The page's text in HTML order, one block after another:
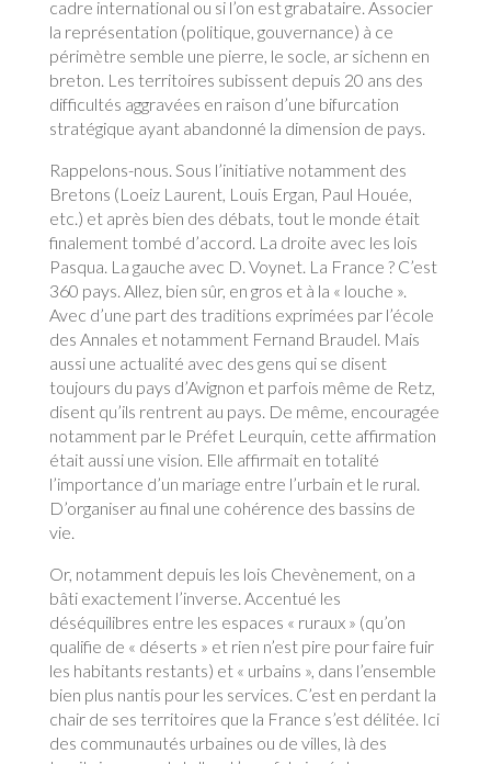
cadre international ou si l’on est grabataire. Associer
la représentation (politique, gouvernance) à ce
périmètre semble une pierre, le socle, ar sichenn en
breton. Les territoires subissent depuis 20 ans des
difficultés aggravées en raison d’une bifurcation
stratégique ayant abandonné la dimension de pays.
Rappelons-nous. Sous l’initiative notamment des
Bretons (Loeiz Laurent, Louis Ergan, Paul Houée,
etc.) et après bien des débats, tout le monde était
finalement tombé d’accord. La droite avec les lois
Pasqua. La gauche avec D. Voynet. La France ? C’est
360 pays. Allez, bien sûr, en gros et à la « louche ».
Avec d’une part des traditions exprimées par l’école
des Annales et notamment Fernand Braudel. Mais
aussi une actualité avec des gens qui se disent
toujours du pays d’Avignon et parfois même de Retz,
disent qu’ils rentrent au pays. De même, encouragée
notamment par le Préfet Leurquin, cette affirmation
était aussi une vision. Elle affirmait en totalité
l’importance d’un mariage entre l’urbain et le rural.
D’organiser au final une cohérence des bassins de
vie.
Or, notamment depuis les lois Chevènement, on a
bâti exactement l’inverse. Accentué les
déséquilibres entre les espaces « ruraux » (qu’on
qualifie de « déserts » et rien n’est pire pour faire fuir
les habitants restants) et « urbains », dans l’ensemble
bien plus nantis pour les services. C’est en perdant la
chair de ses territoires que la France s’est délitée. Ici
des communautés urbaines ou de villes, là des